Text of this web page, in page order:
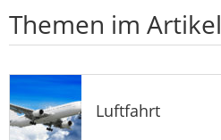
Themen im Artikel
Luftfahrt